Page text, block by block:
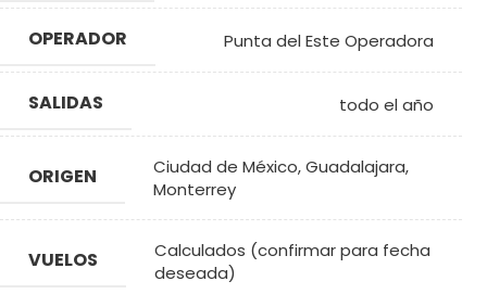
OPERADOR Punta del Este Operadora
SALIDAS todo el año
ORIGEN Ciudad de México,Guadalajara,
Monterrey
VUELOS
Calculados (confirmar para fecha
deseada)